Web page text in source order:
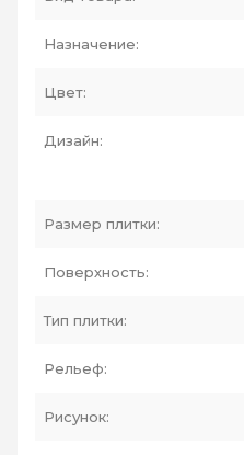
Назначение:
Цвет:
Дизайн:
Размер плитки:
Поверхность:
Тип плитки:
Рельеф:
Рисунок: